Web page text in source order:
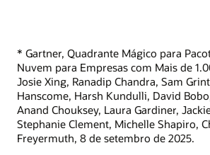
* Gartner, Quadrante Mágico para
Nuvem para Empresas com Mais de
Josie Xing, Ranadip Chandra, Sam
Hanscome, Harsh Kundulli, David
Anand Chouksey, Laura Gardiner,
Stephanie Clement, Michelle Shapiro,
Freyermuth, 8 de setembro de 2025.